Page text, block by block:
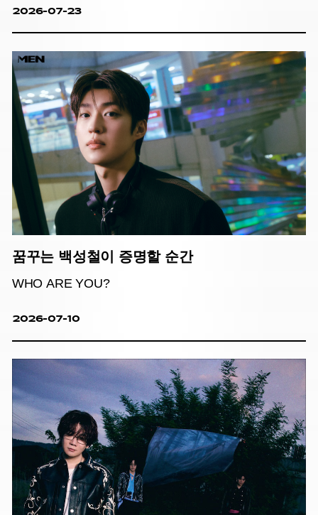
2026-07-23
꿈꾸는 백성철이 증명할 순간
WHO ARE YOU?
2026-07-10